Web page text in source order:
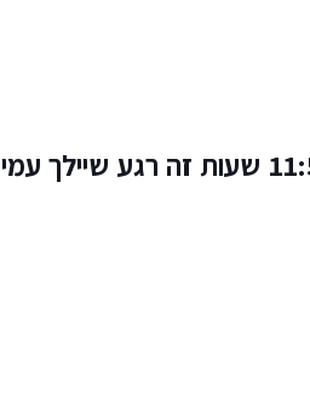
11:59 שעות זה רגע שיילך עמי